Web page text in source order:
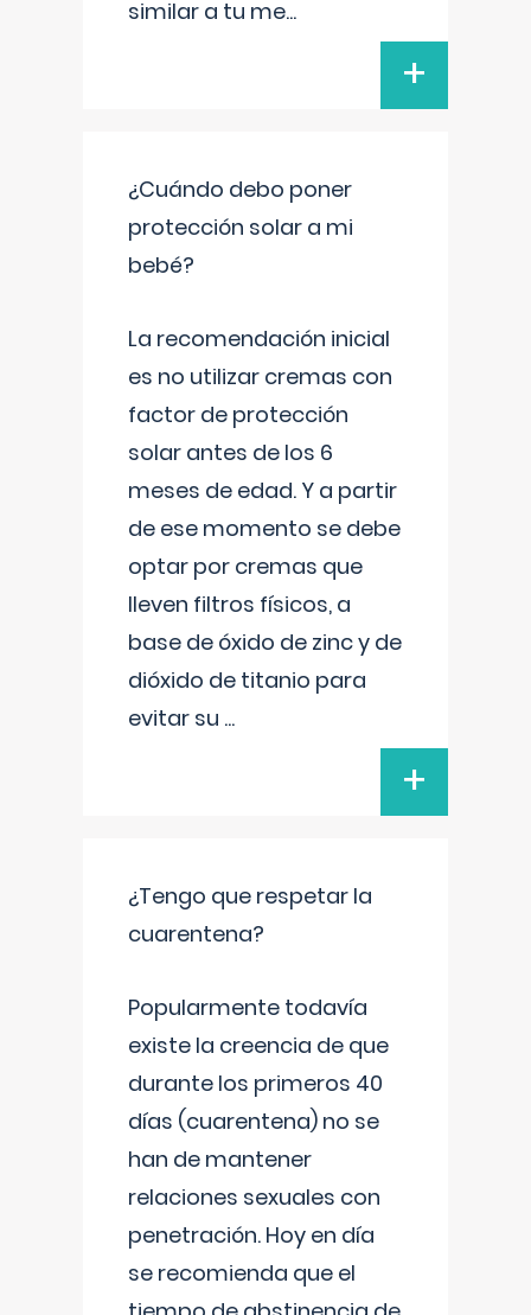
similar a tu me...
+
¿Cuándo debo poner
protección solar a mi
bebé?
La recomendación inicial
es no utilizar cremas con
factor de protección
solar antes de los 6
meses de edad. Y a partir
de ese momento se debe
optar por cremas que
lleven filtros físicos, a
base de óxido de zinc y de
dióxido de titanio para
evitar su ...
+
¿Tengo que respetar la
cuarentena?
Popularmente todavía
existe la creencia de que
durante los primeros 40
días (cuarentena) no se
han de mantener
relaciones sexuales con
penetración. Hoy en día
se recomienda que el